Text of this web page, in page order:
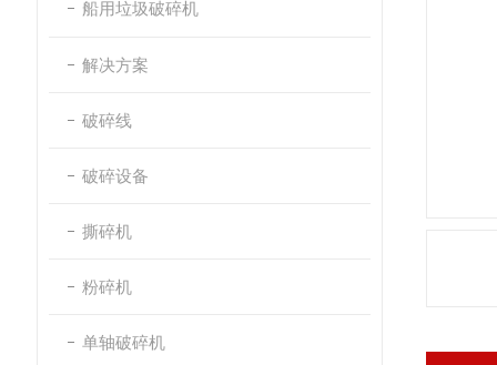
船用垃圾破碎机
解决方案
破碎线
破碎设备
撕碎机
粉碎机
单轴破碎机